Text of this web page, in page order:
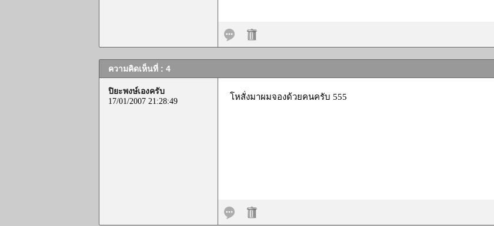
ความคิดเห็นที่ : 4
ปิยะพงษ์เองครับ
17/01/2007 21:28:49 โหสั่งมาผมจองด้วยคนครับ 555